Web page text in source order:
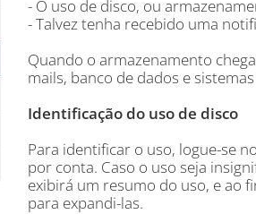
- O uso de disco, ou
- Talvez tenha recebido uma
Quando o armazenamento
mails, banco de dados e
Identificação do uso de disco
Para identificar o uso, logue-se
por conta. Caso o uso seja
exibirá um resumo do uso, e ao
para expandi-las.